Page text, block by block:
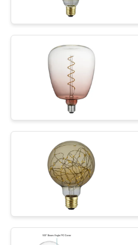
DEL
PRIVACY
R7S
Striscia